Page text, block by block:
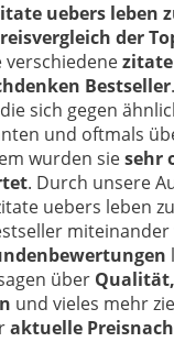
uebers leben
der
verschiedene
Bestseller
sich gegen
und oftmals
wurden siesehr
. Durch unsere
uebers leben
miteinander
über
und vieles mehr
aktuelle